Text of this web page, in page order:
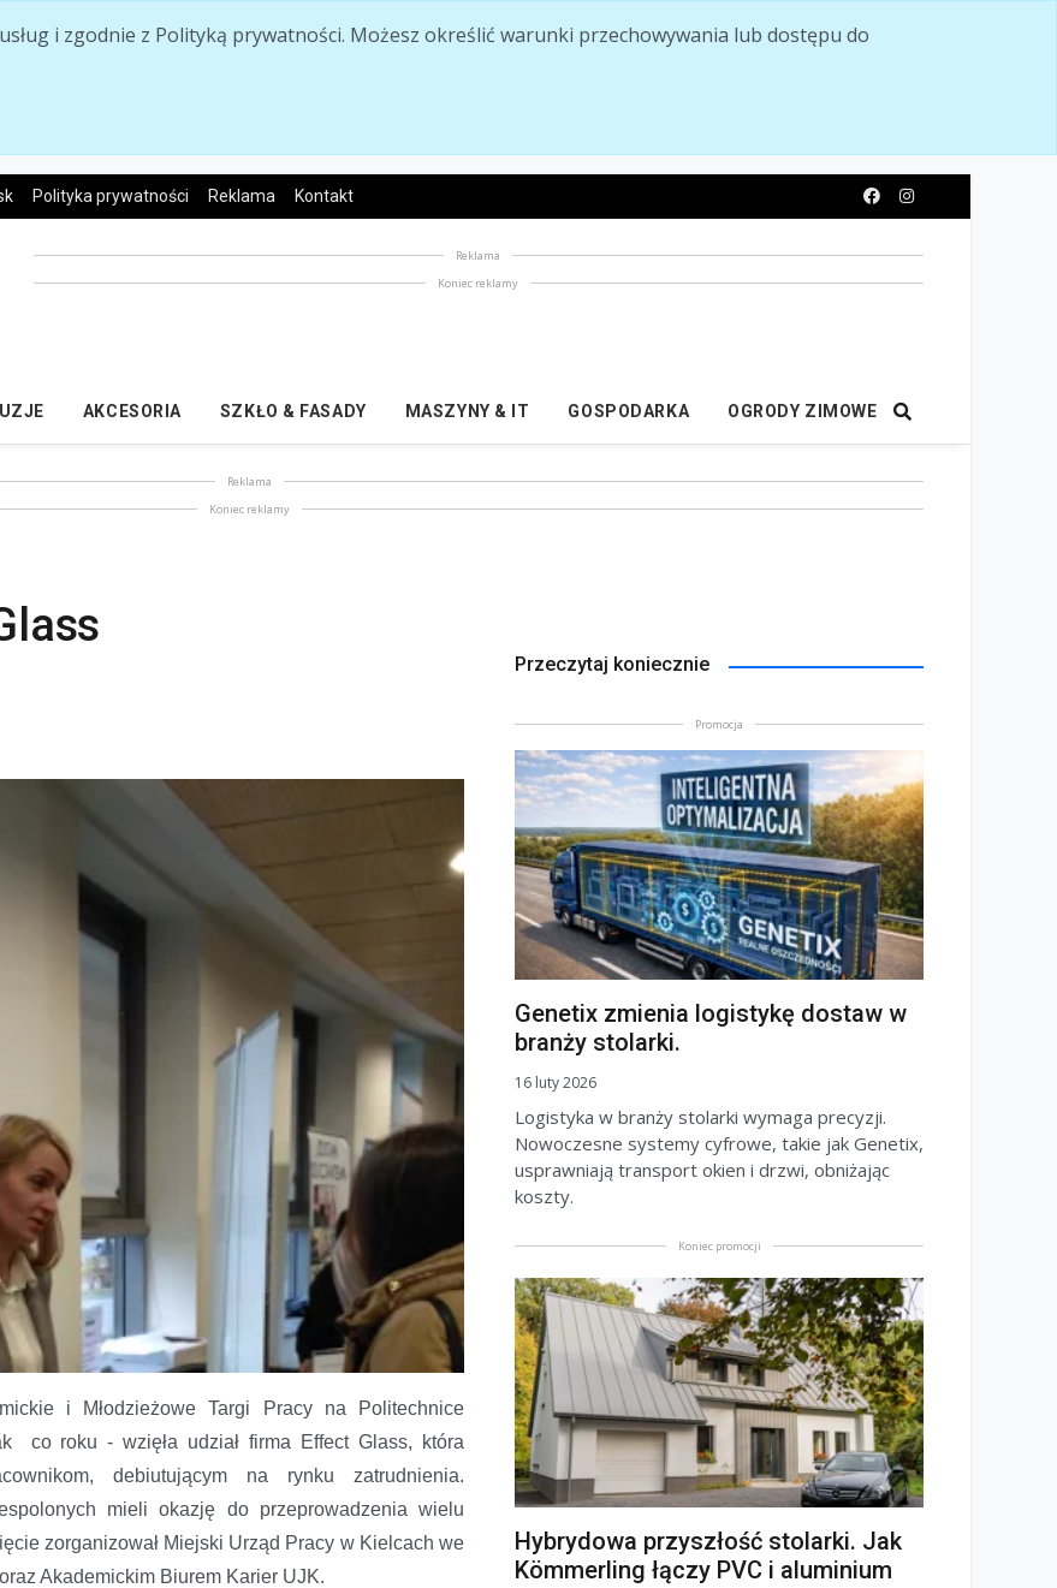
i zgodnie z Polityką prywatności. Możesz określić warunki przechowywania lub dostępu do
Polityka prywatności Reklama Kontakt
Reklama
Koniec reklamy
AKCESORIA SZKŁO & FASADY MASZYNY & IT GOSPODARKA OGRODY ZIMOWE
Reklama
Koniec reklamy
i Młodzieżowe Targi Pracy na Politechnice
co roku - wzięła udział firma Effect Glass, która
debiutującym na rynku zatrudnienia.
mieli okazję do przeprowadzenia wielu
zorganizował Miejski Urząd Pracy w Kielcach we
Akademickim Biurem Karier UJK.
Przeczytaj koniecznie
Promocja
Genetix zmienia logistykę dostaw w
branży stolarki.
16 luty 2026
Logistyka w branży stolarki wymaga precyzji.
Nowoczesne systemy cyfrowe, takie jak Genetix,
usprawniają transport okien i drzwi, obniżając
koszty.
Koniec promocji
Hybrydowa przyszłość stolarki. Jak
Kömmerling łączy PVC i aluminium